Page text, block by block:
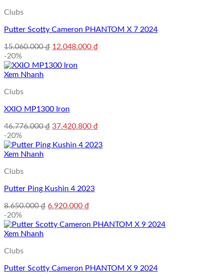
Clubs
Putter Scotty Cameron PHANTOM X 7 2024
15.060.000₫ Giá
là:
12.048.000 ₫
-20%
Xem Nhanh
Clubs
XXIO MP1300 Iron
46.776.000₫ Giá
là:
37.420.800 ₫
tại
-20%
Xem Nhanh
Clubs
Putter Ping Kushin 4 2023
8.650.000₫ Giá
là:
6.920.000 ₫
tại
-20%
Xem Nhanh
Clubs
Putter Scotty Cameron PHANTOM X 9 2024